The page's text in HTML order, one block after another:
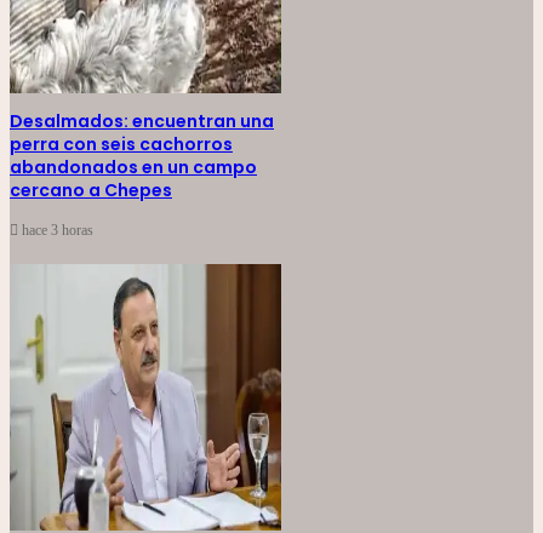
Desalmados: encuentran una
perra con seis cachorros
abandonados en un campo
cercano a Chepes
hace 3 horas